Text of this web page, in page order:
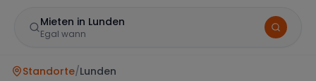
Mieten in Lunden
Egal wann
Standorte/Lunden